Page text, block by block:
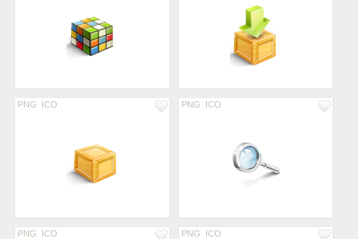
PNG ICO PNG ICO
PNG ICO PNG ICO